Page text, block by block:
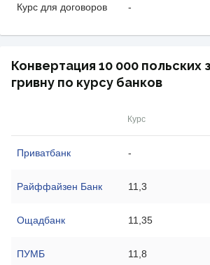
Курс для договоров -
Конвертация 10 000 польских
гривну по курсу банков
Курс
Приватбанк -
Райффайзен Банк 11,3
Ощадбанк 11,35
ПУМБ 11,8